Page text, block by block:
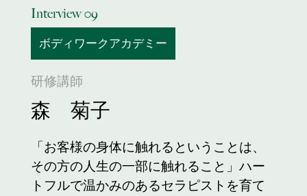
Interview 09
ボディワークアカデミー
研修講師
森 菊子
「お客様の身体に触れるということは、
その方の人生の一部に触れること」ハー
トフルで温かみのあるセラピストを育て